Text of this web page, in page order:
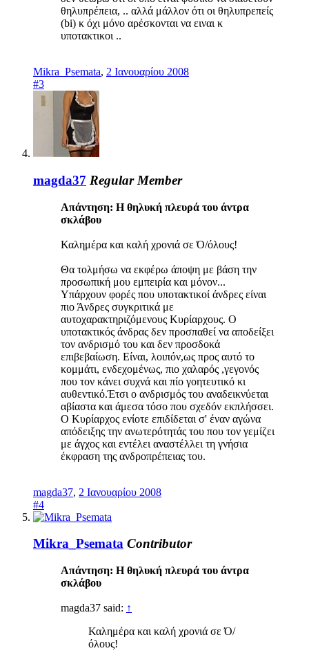
θηλυπρέπεια, .. αλλά μάλλον ότι οι θηλυπρεπείς
(bi) κ όχι μόνο αρέσκονται να ειναι κ
υποτακτικοι ..
Mikra_Psemata, 2 Ιανουαρίου 2008
#3
magda37 Regular Member
Απάντηση: H θηλυκή πλευρά του άντρα
σκλάβου
Καλημέρα και καλή χρονιά σε Ό/όλους!
Θα τολμήσω να εκφέρω άποψη με βάση την
προσωπική μου εμπειρία και μόνον...
Υπάρχουν φορές που υποτακτικοί άνδρες είναι
πιο Άνδρες συγκριτικά με
αυτοχαρακτηριζόμενους Κυρίαρχους. Ο
υποτακτικός άνδρας δεν προσπαθεί να αποδείξει
τον ανδρισμό του και δεν προσδοκά
επιβεβαίωση. Είναι, λοιπόν,ως προς αυτό το
κομμάτι, ενδεχομένως, πιο χαλαρός ,γεγονός
που τον κάνει συχνά και πίο γοητευτικό κι
αυθεντικό.Έτσι ο ανδρισμός του αναδεικνύεται
αβίαστα και άμεσα τόσο που σχεδόν εκπλήσσει.
Ο Κυρίαρχος ενίοτε επιδίδεται σ' έναν αγώνα
απόδειξης την ανωτερότητάς του που τον γεμίζει
με άγχος και εντέλει αναστέλλει τη γνήσια
έκφραση της ανδροπρέπειας του.
magda37, 2 Ιανουαρίου 2008
#4
Mikra_Psemata Contributor
Απάντηση: H θηλυκή πλευρά του άντρα
σκλάβου
magda37 said: ↑
Καλημέρα και καλή χρονιά σε Ό/
όλους!